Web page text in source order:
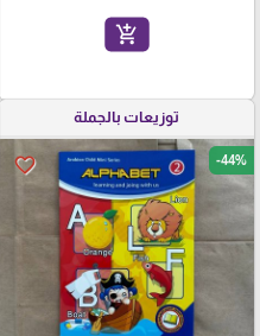
add_shopping_cart
توزيعات بالجملة
favorite_border -44%